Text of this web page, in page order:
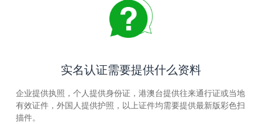
实名认证需要提供什么资料
企业提供执照，个人提供身份证，港澳台提供往来通行证或当地
有效证件，外国人提供护照，以上证件均需要提供最新版彩色扫
描件。